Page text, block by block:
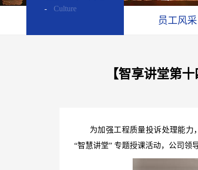
- Culture
员工风采
【智享讲堂第
为加强工程质量投诉处理能力
“智慧讲堂” 专题授课活动，公司领